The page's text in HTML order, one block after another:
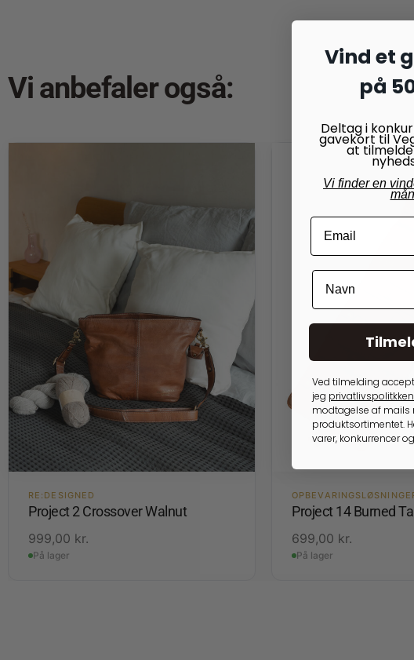
Vi anbefaler også:
RE:DESIGNED
Project 2 Crossover Walnut
999,00 kr.
På lager
Project 14 Burned
699,00 kr.
På lager
Vind et
på
Deltag i
gavekort til
at
Vi finder en
Ved tilmelding
jeg privatlivspolitkken
modtagelse af mails
produktsortimentet.
varer, konkurrencer